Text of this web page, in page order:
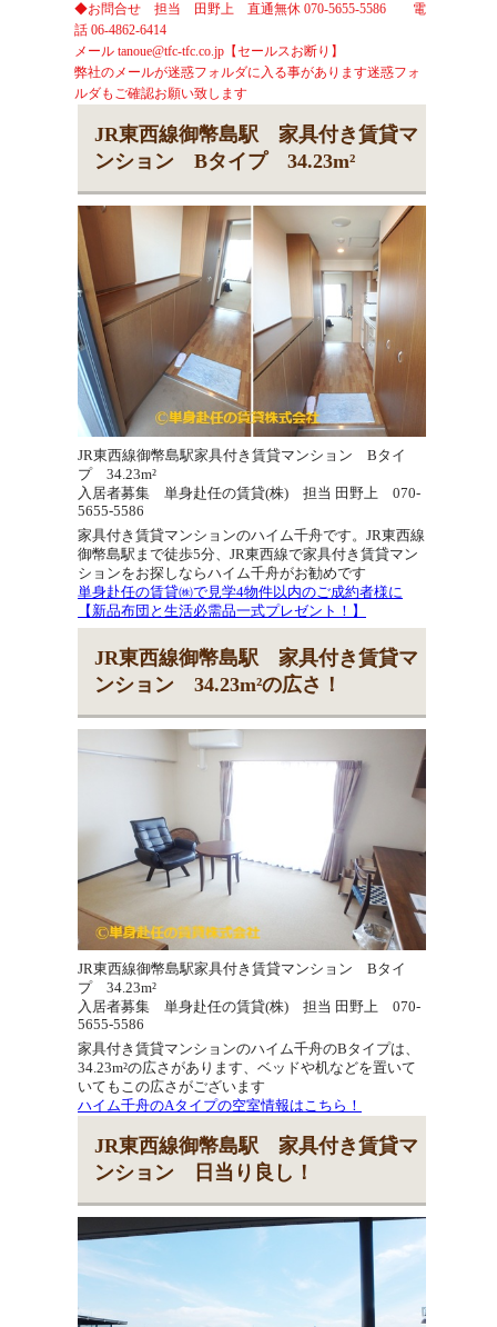
◆お問合せ 担当 田野上 直通無休 070-5655-5586 電
話 06-4862-6414
メール tanoue@tfc-tfc.co.jp【セールスお断り】
弊社のメールが迷惑フォルダに入る事があります迷惑フォ
ルダもご確認お願い致します
JR東西線御幣島駅 家具付き賃貸マ
ンション Bタイプ 34.23m²
JR東西線御幣島駅家具付き賃貸マンション Bタイ
プ 34.23m²
入居者募集 単身赴任の賃貸(株) 担当 田野上 070-
5655-5586
家具付き賃貸マンションのハイム千舟です。JR東西線
御幣島駅まで徒歩5分、JR東西線で家具付き賃貸マン
ションをお探しならハイム千舟がお勧めです
単身赴任の賃貸㈱で見学4物件以内のご成約者様に
【新品布団と生活必需品一式プレゼント！】
JR東西線御幣島駅 家具付き賃貸マ
ンション 34.23m²の広さ！
JR東西線御幣島駅家具付き賃貸マンション Bタイ
プ 34.23m²
入居者募集 単身赴任の賃貸(株) 担当 田野上 070-
5655-5586
家具付き賃貸マンションのハイム千舟のBタイプは、
34.23m²の広さがあります、ベッドや机などを置いて
いてもこの広さがございます
ハイム千舟のAタイプの空室情報はこちら！
JR東西線御幣島駅 家具付き賃貸マ
ンション 日当り良し！